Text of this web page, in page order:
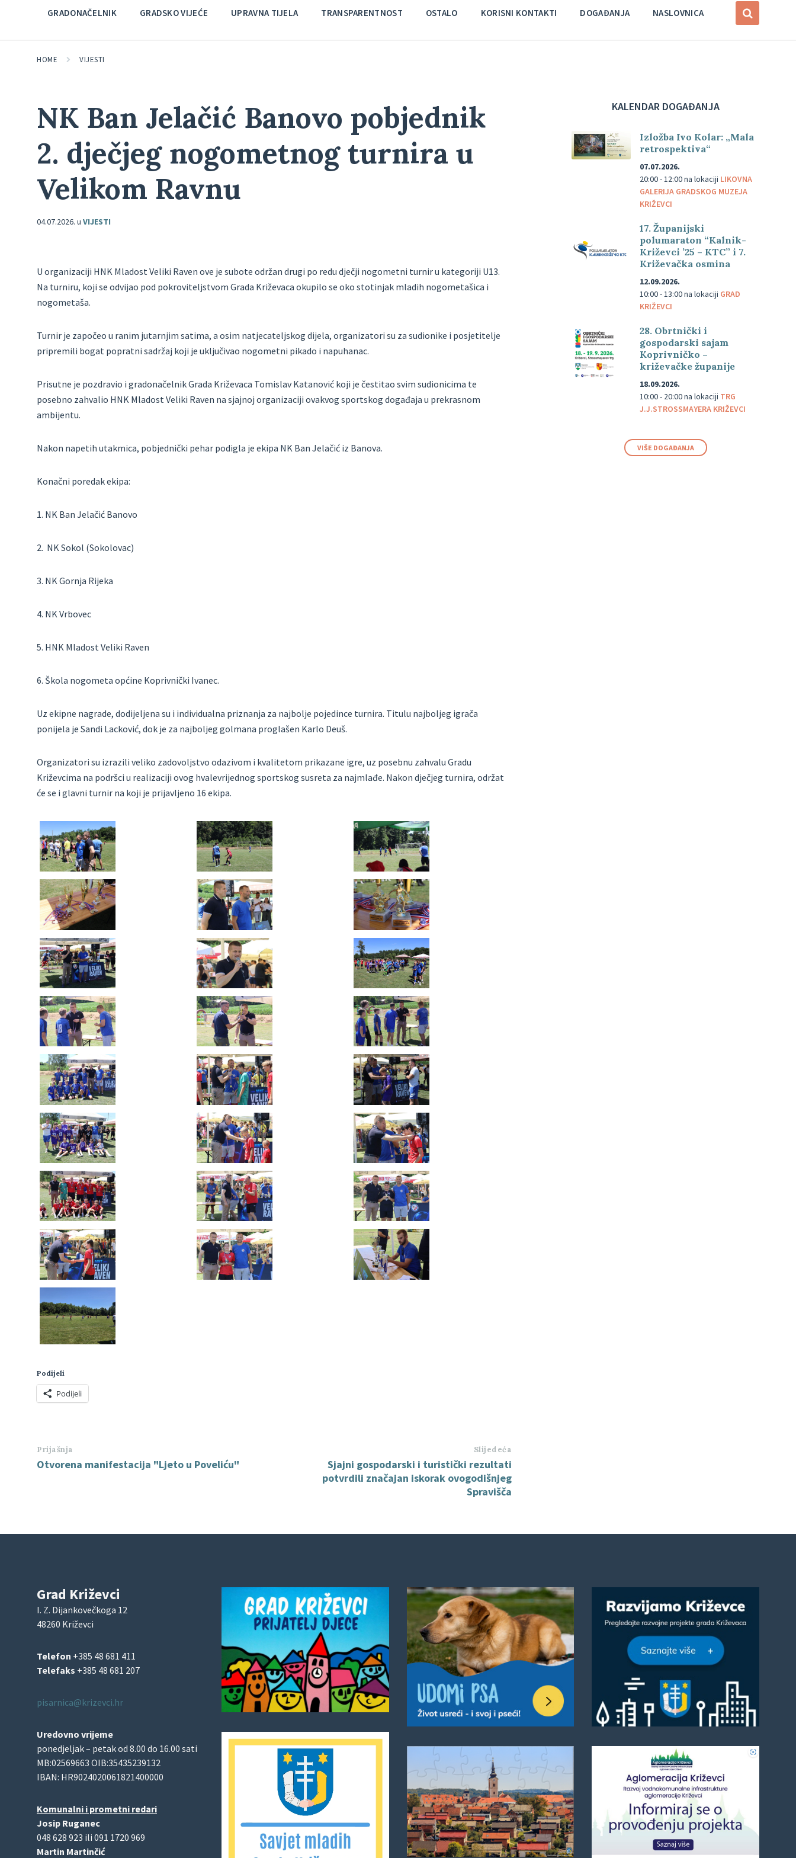
GRADONAČELNIK GRADSKO VIJEĆE UPRAVNA TIJELA TRANSPARENTNOST OSTALO KORISNI KONTAKTI DOGAĐANJA NASLOVNICA
HOME VIJESTI
NK Ban Jelačić Banovo pobjednik
2. dječjeg nogometnog turnira u
Velikom Ravnu
04.07.2026. u VIJESTI
U organizaciji HNK Mladost Veliki Raven ove je subote održan drugi po redu dječji nogometni turnir u kategoriji U13.
Na turniru, koji se odvijao pod pokroviteljstvom Grada Križevaca okupilo se oko stotinjak mladih nogometašica i
nogometaša.
Turnir je započeo u ranim jutarnjim satima, a osim natjecateljskog dijela, organizatori su za sudionike i posjetitelje
pripremili bogat popratni sadržaj koji je uključivao nogometni pikado i napuhanac.
Prisutne je pozdravio i gradonačelnik Grada Križevaca Tomislav Katanović koji je čestitao svim sudionicima te
posebno zahvalio HNK Mladost Veliki Raven na sjajnoj organizaciji ovakvog sportskog događaja u prekrasnom
ambijentu.
Nakon napetih utakmica, pobjednički pehar podigla je ekipa NK Ban Jelačić iz Banova.
Konačni poredak ekipa:
1. NK Ban Jelačić Banovo
2. NK Sokol (Sokolovac)
3. NK Gornja Rijeka
4. NK Vrbovec
5. HNK Mladost Veliki Raven
6. Škola nogometa općine Koprivnički Ivanec.
Uz ekipne nagrade, dodijeljena su i individualna priznanja za najbolje pojedince turnira. Titulu najboljeg igrača
ponijela je Sandi Lacković, dok je za najboljeg golmana proglašen Karlo Deuš.
Organizatori su izrazili veliko zadovoljstvo odazivom i kvalitetom prikazane igre, uz posebnu zahvalu Gradu
Križevcima na podršci u realizaciji ovog hvalevrijednog sportskog susreta za najmlađe. Nakon dječjeg turnira, održat
će se i glavni turnir na koji je prijavljeno 16 ekipa.
Podijeli
Podijeli
Prijašnja
Otvorena manifestacija "Ljeto u Poveliću"
Slijedeća
Sjajni gospodarski i turistički rezultati
potvrdili značajan iskorak ovogodišnjeg
Spravišča
KALENDAR DOGAĐANJA
Izložba Ivo Kolar: „Mala
retrospektiva“
07.07.2026.
20:00 - 12:00na lokaciji LIKOVNA
GALERIJA GRADSKOG MUZEJA
KRIŽEVCI
17. Županijski
polumaraton “Kalnik-
Križevci ’25 – KTC” i 7.
Križevačka osmina
12.09.2026.
10:00 - 13:00na lokaciji GRAD
KRIŽEVCI
28. Obrtnički i
gospodarski sajam
Koprivničko –
križevačke županije
18.09.2026.
10:00 - 20:00na lokaciji TRG
J.J.STROSSMAYERA KRIŽEVCI
VIŠE DOGAĐANJA
Grad Križevci
I. Z. Dijankovečkoga 12
48260 Križevci
Telefon +385 48 681 411
Telefaks +385 48 681 207
pisarnica@krizevci.hr
Uredovno vrijeme
ponedjeljak – petak od 8.00 do 16.00 sati
MB:02569663 OIB:35435239132
IBAN: HR9024020061821400000
Komunalni i prometni redari
Josip Ruganec
048 628 923 ili 091 1720 969
Martin Martinčić